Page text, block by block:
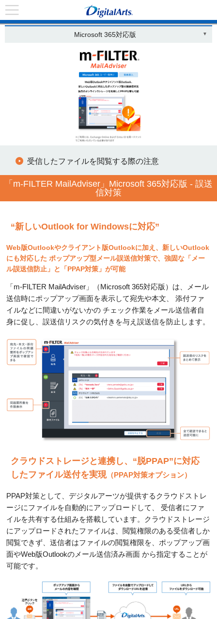
HOME m-FILTER MailAdviser > 「MailAdviser」Microsoft 365対応版
Microsoft 365対応版
受信したファイルを閲覧する際の注意
「m-FILTER MailAdviser」Microsoft 365対応版 - 誤送
信対策
“新しいOutlook for Windowsに対応”
Web版Outlookやクライアント版Outlookに加え、新しいOutlook
にも対応した ポップアップ型メール誤送信対策で、強固な「メー
ル誤送信防止」と「PPAP対策」が可能
「m-FILTER MailAdviser」（Microsoft 365対応版）は、メール
送信時にポップアップ画面を表示して宛先や本文、添付ファ
イルなどに間違いがないかの チェック作業をメール送信者自
身に促し、誤送信リスクの気付きを与え誤送信を防止します。
クラウドストレージと連携し、“脱PPAP”に対応
したファイル送付を実現（PPAP対策オプション）
PPAP対策として、デジタルアーツが提供するクラウドストレ
ージにファイルを自動的にアップロードして、
受信者にファ
イルを共有する仕組みを搭載しています。クラウドストレージ
にアップロードされたファイルは、閲覧権限のある受信者しか
閲覧できず、送信者はファイルの閲覧権限を、ポップアップ画
面やWeb版Outlookのメール送信済み画面 から指定することが
可能です。